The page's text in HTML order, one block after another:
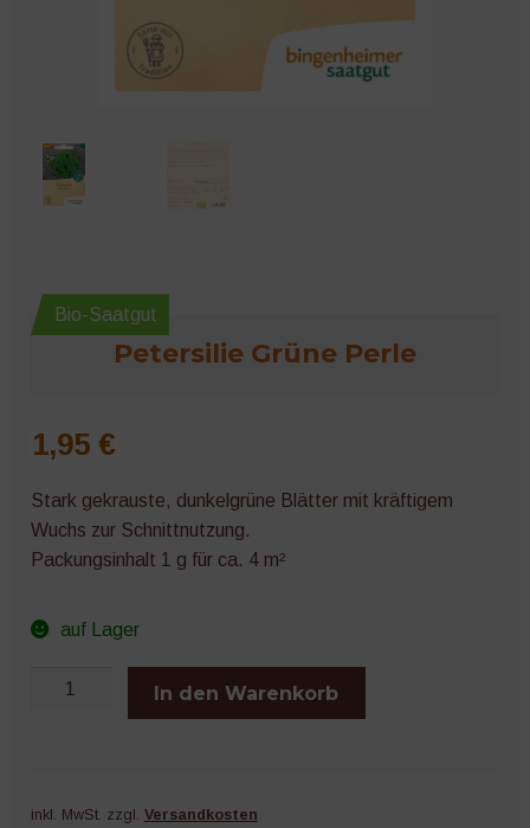
Microgreens
Bio-Saatgut
Petersilie Grüne Perle
1,95 €
Stark gekrauste, dunkelgrüne Blätter mit kräftigem
Wuchs zur Schnittnutzung.
Packungsinhalt 1 g für ca. 4 m²
auf Lager
Petersilie
In den Warenkorb
inkl. MwSt. zzgl. Versandkosten